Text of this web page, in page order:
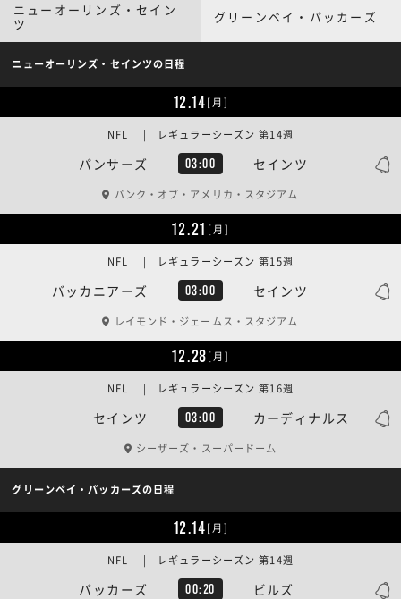
ニューオーリンズ・セイン
ツ
グリーンベイ・パッカーズ
ニューオーリンズ・セインツの日程
12.14[月]
パンサーズ 03:00 セインツ
NFL | レギュラーシーズン 第14週
バンク・オブ・アメリカ・スタジアム
12.21 [月]
バッカニアーズ 03:00 セインツ
NFL | レギュラーシーズン 第15週
レイモンド・ジェームス・スタジアム
12.28[月]
セインツ 03:00 カーディナルス
NFL | レギュラーシーズン 第16週
シーザーズ・スーパードーム
グリーンベイ・パッカーズの日程
12.14[月]
パッカーズ 00:20 ビルズ
NFL | レギュラーシーズン 第14週